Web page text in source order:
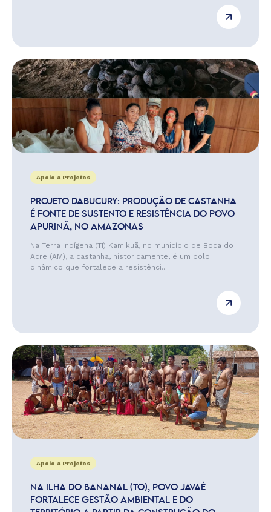
Apoio a Projetos
PROJETO DABUCURY: PRODUÇÃO DE CASTANHA
É FONTE DE SUSTENTO E RESISTÊNCIA DO POVO
APURINÃ, NO AMAZONAS
Na Terra Indígena (TI) Kamikuã, no município de Boca do
Acre (AM), a castanha, historicamente, é um polo
dinâmico que fortalece a resistênci...
Apoio a Projetos
NA ILHA DO BANANAL (TO), POVO JAVAÉ
FORTALECE GESTÃO AMBIENTAL E DO